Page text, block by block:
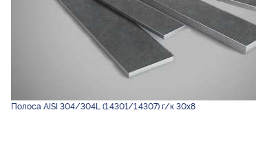
Полоса AISI 304/304L (1.4301/1.4307) г/к 30х8